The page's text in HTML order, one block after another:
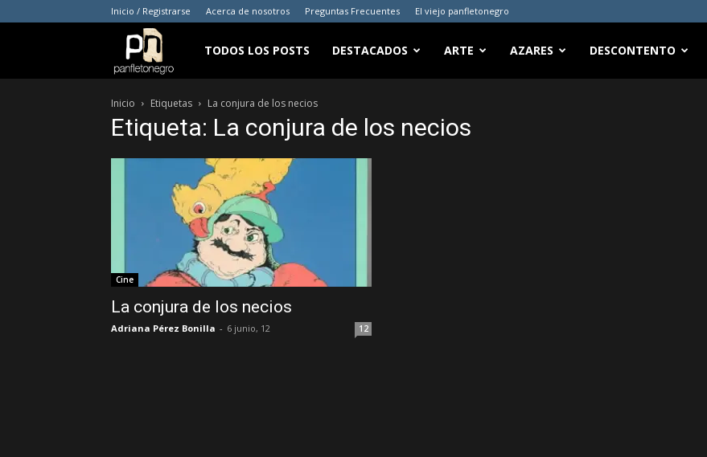
Inicio / Registrarse Acerca de nosotros Preguntas Frecuentes El viejo panfletonegro
panfletonegro
TODOS LOS POSTS DESTACADOS ARTE AZARES DESCONTENTO
Inicio Etiquetas La conjura de los necios
Etiqueta: La conjura de los necios
Cine
La conjura de los necios
Adriana Pérez Bonilla - 6 junio, 12 12